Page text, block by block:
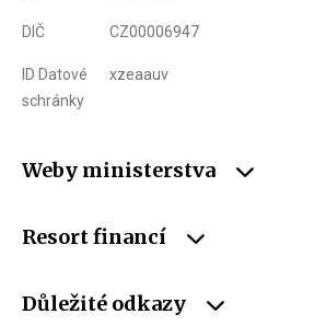
DIČ CZ00006947
ID Datové
schránky
xzeaauv
Weby ministerstva
Resort financí
Důležité odkazy